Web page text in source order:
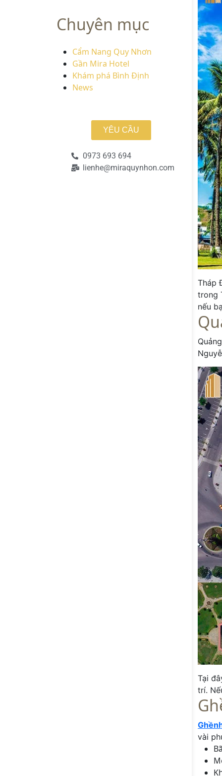
Chuyên mục
Cẩm Nang Quy Nhơn
Gần Mira Hotel
Khám phá Bình Định
News
YÊU CẦU
0973 693 694
lienhe@miraquynhon.com
Tháp
trong
nếu
Tại
trí.
vài